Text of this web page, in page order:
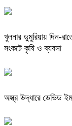
খুলনার ডুমুরিয়ায় দিন-
সংকটে কৃষি ও ব্যবসা
অস্ত্র উদ্ধারে ডেভিড